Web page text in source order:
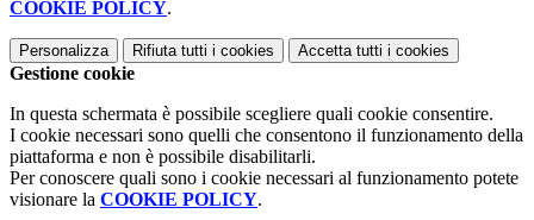
COOKIE POLICY.
Personalizza Rifiuta tutti i cookies Accetta tutti i cookies
Gestione cookie
In questa schermata è possibile scegliere quali cookie consentire.
I cookie necessari sono quelli che consentono il funzionamento della
piattaforma e non è possibile disabilitarli.
Per conoscere quali sono i cookie necessari al funzionamento potete
visionare la COOKIE POLICY.